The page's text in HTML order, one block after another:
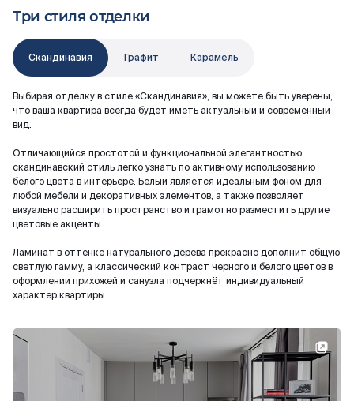
Жизнь в мавис
Три стиля отделки
Скандинавия Графит Карамель
Выбирая отделку в стиле «Скандинавия», вы можете быть уверены,
что ваша квартира всегда будет иметь актуальный и современный
вид.
Отличающийся простотой и функциональной элегантностью
скандинавский стиль легко узнать по активному использованию
белого цвета в интерьере. Белый является идеальным фоном для
любой мебели и декоративных элементов, а также позволяет
визуально расширить пространство и грамотно разместить другие
цветовые акценты.
Ламинат в оттенке натурального дерева прекрасно дополнит общую
светлую гамму, а классический контраст черного и белого цветов в
оформлении прихожей и санузла подчеркнёт индивидуальный
характер квартиры.